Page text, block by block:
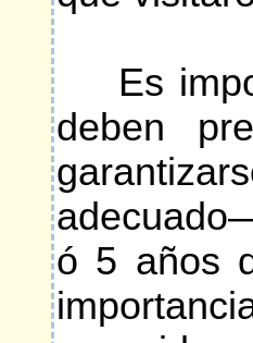
Es
deben
ó 5 años